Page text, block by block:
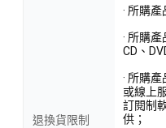
退換貨限制
· 所購
· 所購
CD、
· 所購
或線上
訂閱制
供；